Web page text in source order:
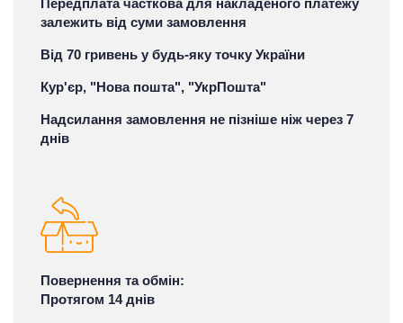
Передплата часткова для накладеного платежу
залежить від суми замовлення
Від 70 гривень у будь-яку точку України
Кур'єр, "Нова пошта", "УкрПошта"
Надсилання замовлення не пізніше ніж через 7
днів
Повернення та обмін:
Протягом 14 днів